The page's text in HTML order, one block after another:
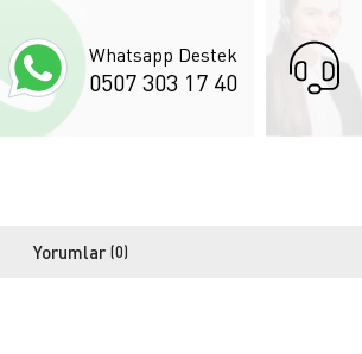
Whatsapp Destek
0507 303 17 40
Yorumlar (0)